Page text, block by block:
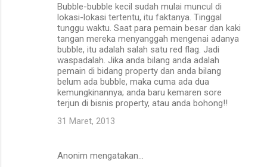
Bubble-bubble kecil sudah mulai muncul di
lokasi-lokasi tertentu, itu faktanya. Tinggal
tunggu waktu. Saat para pemain besar dan kaki
tangan mereka menyanggah mengenai adanya
bubble, itu adalah salah satu red flag. Jadi
waspadalah. Jika anda bilang anda adalah
pemain di bidang property dan anda bilang
belum ada bubble, maka cuma ada dua
kemungkinannya; anda baru kemaren sore
terjun di bisnis property, atau anda bohong!!
31 Maret, 2013
Anonim mengatakan…